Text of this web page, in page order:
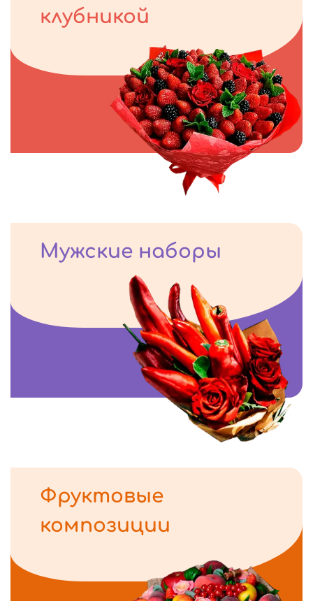
клубникой
Мужские наборы
Фруктовые
композиции